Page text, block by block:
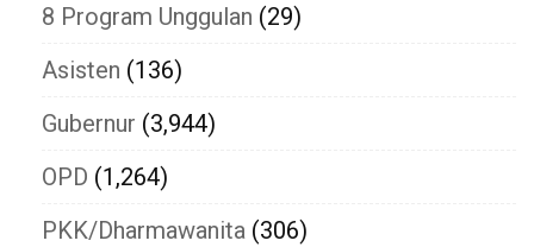
8 Program Unggulan (29)
Asisten (136)
Gubernur (3,944)
OPD (1,264)
PKK/Dharmawanita (306)